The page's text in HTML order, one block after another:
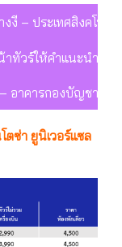
ประเทศสิงคโปร์ –
าทัวร์ให้คำแนะนำใ
– อาคารกองบัญชา
ตซ่า ยูนิเวอร์แซล